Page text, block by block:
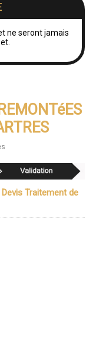
ne seront jamais
Devis Traitement de